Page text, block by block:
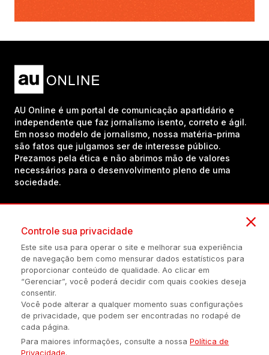
AU Online é um portal de comunicação apartidário e
independente que faz jornalismo isento, correto e ágil.
Em nosso modelo de jornalismo, nossa matéria-prima
são fatos que julgamos ser de interesse público.
Prezamos pela ética e não abrimos mão de valores
necessários para o desenvolvimento pleno de uma
sociedade.
(54) 98434-8385
Política de privacidade Configuração de Cookies Quem Somos
É proibida a reprodução do conteúdo desta página em qualquer
Controle sua privacidade
Este site usa para operar o site e melhorar sua experiência
de navegação bem como mensurar dados estatísticos para
proporcionar conteúdo de qualidade. Ao clicar em
“Gerenciar”, você poderá decidir com quais cookies deseja
consentir.
Você pode alterar a qualquer momento suas configurações
de privacidade, que podem ser encontradas no rodapé de
cada página.
Para maiores informações, consulte a nossaPolítica de
Privacidade.